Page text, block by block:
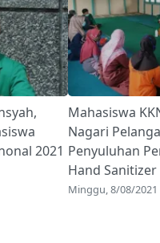
2021
Mahasiswa
Nagari
Penyuluhan
Hand Sanitizer
Minggu, 8/08/2021